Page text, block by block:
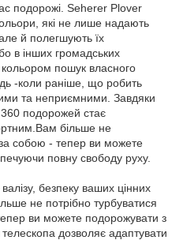
подорожі. Seherer Plover
які не лише надають
й полегшують їх
в інших громадських
пошук власного
-коли раніше, що робить
та неприємними. Завдяки
подорожей стає
більше не
за собою - тепер ви можете
повну свободу руху.
безпеку ваших цінних
не потрібно турбуватися
ви можете подорожувати з
дозволяє адаптувати